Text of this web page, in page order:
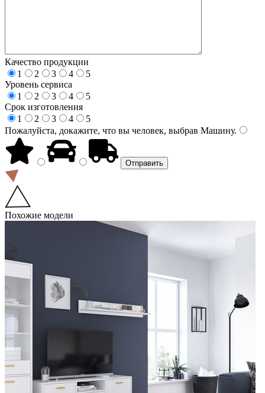
Качество продукции
1
2 3 4
5
Уровень сервиса
1
2 3 4
5
Срок изготовления
1
2 3 4
5
Пожалуйста, докажите, что вы человек, выбрав Машину.
Похожие модели